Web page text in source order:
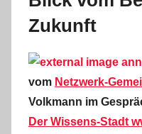
Zukunft
vom Netzwerk-
Volkmann im
Der Wissens-Stadt